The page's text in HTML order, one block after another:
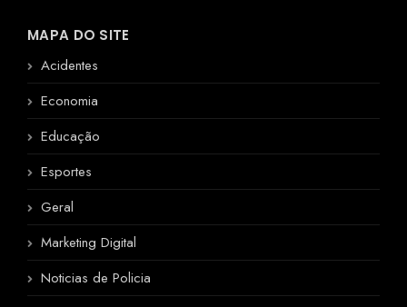
MAPA DO SITE
Acidentes
Economia
Educação
Esportes
Geral
Marketing Digital
Noticias de Policia